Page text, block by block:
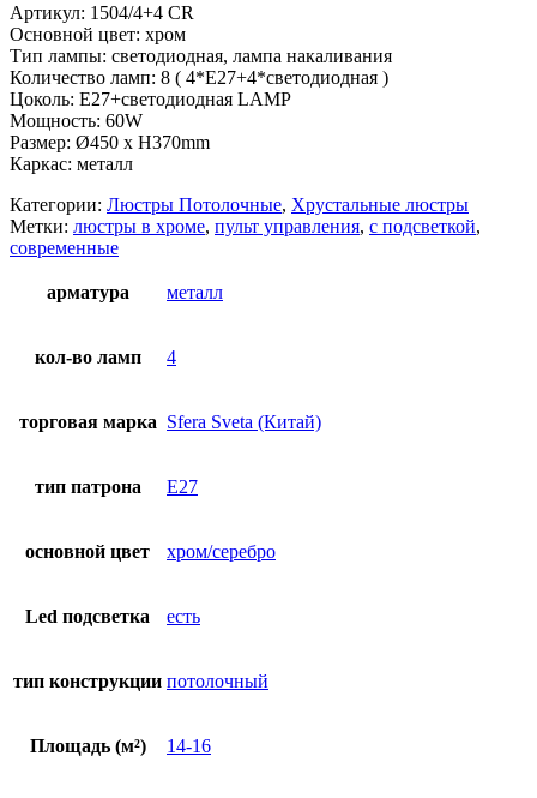
Артикул: 1504/4+4 CR
Основной цвет: хром
Тип лампы: светодиодная, лампа накаливания
Количество ламп: 8 ( 4*E27+4*светодиодная )
Цоколь: E27+светодиодная LAMP
Мощность: 60W
Размер: Ø450 x H370mm
Каркас: металл
Категории: Люстры Потолочные, Хрустальные люстры
Метки: люстры в хроме, пульт управления, с подсветкой,
современные
арматура металл
кол-во ламп 4
торговая марка Sfera Sveta (Китай)
тип патрона E27
основной цвет хром/серебро
Led подсветка есть
тип конструкции потолочный
Площадь (м²) 14-16